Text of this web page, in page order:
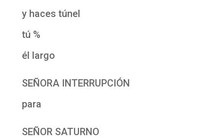
y haces túnel
tú %
él largo
SEÑORA INTERRUPCIÓN
para
SEÑOR SATURNO